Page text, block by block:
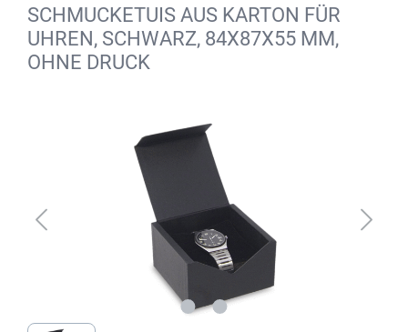
SCHMUCKETUIS AUS KARTON FÜR
UHREN, SCHWARZ, 84X87X55 MM,
OHNE DRUCK